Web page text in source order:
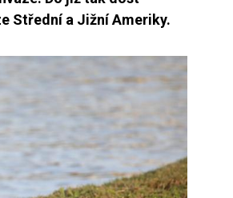
Střední a Jižní Ameriky.